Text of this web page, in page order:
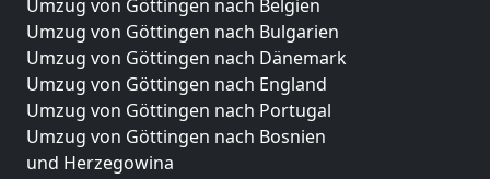
Umzug von Göttingen nach Belgien
Umzug von Göttingen nach Bulgarien
Umzug von Göttingen nach Dänemark
Umzug von Göttingen nach England
Umzug von Göttingen nach Portugal
Umzug von Göttingen nach Bosnien
und Herzegowina